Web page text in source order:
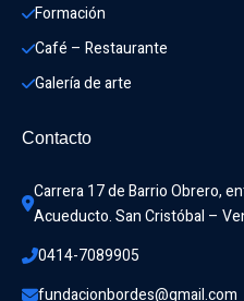
Formación
Café – Restaurante
Galería de arte
Contacto
Carrera 17 de Barrio Obrero,
Acueducto. San Cristóbal –
0414-7089905
fundacionbordes@gmail.com